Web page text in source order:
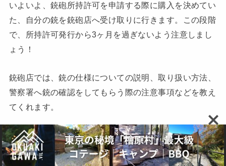
いよいよ、銃砲所持許可を申請する際に購入を決めてい
た、自分の銃を銃砲店へ受け取りに行きます。この段階
で、所持許可発行から3ヶ月を過ぎないよう注意しまし
ょう！
銃砲店では、銃の仕様についての説明、取り扱い方法、
警察署へ銃の確認をしてもらう際の注意事項などを教え
てくれます。
最後に、書類一式（引渡し書、譲渡書、譲渡証明書等）
を渡してくれますので、内容に間違いがないかの確認を
行います。